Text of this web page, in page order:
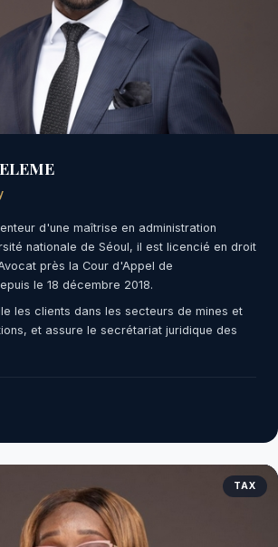
d'une maîtrise en administration
nationale de Séoul, il est licencié en droit
près la Cour d'Appel de
le 18 décembre 2018.
les clients dans les secteurs de mines et
et assure le secrétariat juridique des
TAX